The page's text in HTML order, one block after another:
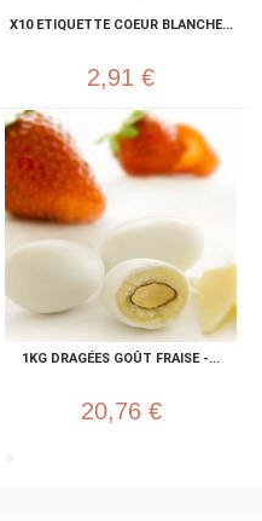
X10 ETIQUETTE COEUR BLANCHE...
2,91 €
1KG DRAGÉES GOÛT FRAISE -...
20,76 €